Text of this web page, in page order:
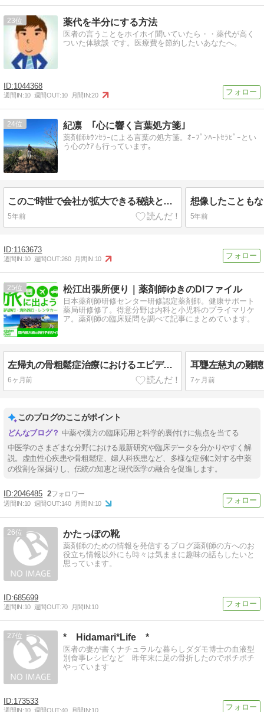
23 薬代を半分にする方法
医者の言うことをホイホイ聞いていたら・・薬代が高く
ついた体験談 です。医療費を節約したいあなたへ。
1044368
週間IN:10 週間OUT:10 月間IN:20
24 紀凛 ｢心に響く言葉処方箋｣
薬剤師ｶｳﾝｾﾗｰによる言葉の処方箋。ｵｰﾌﾟﾝﾊｰﾄｾﾗﾋﾟｰとい
う心のｹｱも行っています｡
このご時世で会社が拡大できる秘訣と理由は何だと思われますか？
5年前 5年前
1163673
週間IN:10 週間OUT:260 月間IN:10
25 松江出張所便り｜薬剤師ゆきのDIファイル
日本薬剤師研修センター研修認定薬剤師。健康サポート
薬局研修修了。得意分野は内科と小児科のプライマリケ
ア。薬剤師の臨床疑問を調べて記事にまとめています。
左帰丸の骨粗鬆症治療におけるエビデンス：基礎研究と臨床研究の現状
6ヶ月前 7ヶ月前
このブログのここがポイント
中薬や漢方の臨床応用と科学的裏付けに焦点を当てる
中医学のさまざまな分野における最新研究や臨床データを分かりやすく解
説。虚血性心疾患や骨粗鬆症、婦人科疾患など、多様な症例に対する中薬
の役割を深掘りし、伝統の知恵と現代医学の融合を促進します。
2046485 2
週間IN:10 週間OUT:140 月間IN:10
26 かたっぽの靴
薬剤師のための情報を発信するブログ薬剤師の方へのお
役立ち情報以外にも時々は気ままに趣味の話もしたいと
思っています。
685699
週間IN:10 週間OUT:70 月間IN:10
27 * Hidamari*Life *
医者の妻が書くナチュラルな暮らしダダモ博士の血液型
別食事レシピなど 昨年末に足の骨折したのでボチボチ
やっています
173533
週間IN:10 週間OUT:40 月間IN:10